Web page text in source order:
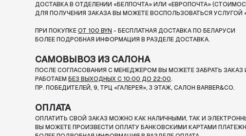
ДОСТАВКА В ОТДЕЛЕНИИ «БЕЛПОЧТА» ИЛИ «ЕВРОПОЧТА»
ДЛЯ ПОЛУЧЕНИЯ ЗАКАЗА ВЫ МОЖЕТЕ ВОСПОЛЬЗОВАТЬСЯ УСЛУГОЙ
ПРИ ПОКУПКЕОТ 100 BYN - БЕСПЛАТНАЯ ДОСТАВКА ПО БЕЛАРУСИ
БОЛЕЕ ПОДРОБНАЯ ИНФОРМАЦИЯ В РАЗДЕЛЕ ДОСТАВКА.
САМОВЫВОЗ ИЗ САЛОНА
ПОСЛЕ СОГЛАСОВАНИЯ С МЕНЕДЖЕРОМ ВЫ МОЖЕТЕ ЗАБРАТЬ ЗАКАЗ
РАБОТАЕМ БЕЗ ВЫХОДНЫХ С 10:00 ДО 22:00.
ПР. ПОБЕДИТЕЛЕЙ, 9, ТРЦ «ГАЛЕРЕЯ», 3 ЭТАЖ, САЛОН BARBER&CO.
ОПЛАТА
ОПЛАТИТЬ СВОЙ ЗАКАЗ МОЖНО КАК НАЛИЧНЫМИ, ТАК И
ВЫ МОЖЕТЕ ПРОИЗВЕСТИ ОПЛАТУ БАНКОВСКИМИ КАРТАМИ